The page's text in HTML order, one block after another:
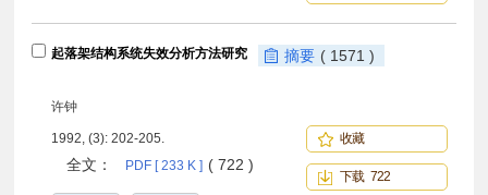
起落架结构系统失效分析方法研究 摘要 ( 1571 )
许钟
1992, (3): 202-205.
全文： PDF [ 233 K ] ( 722 )
收藏
下载 722